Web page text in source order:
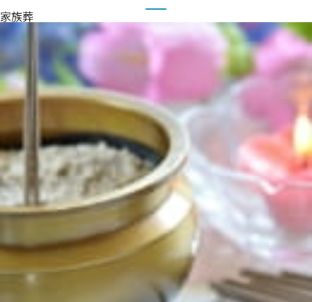
家族葬